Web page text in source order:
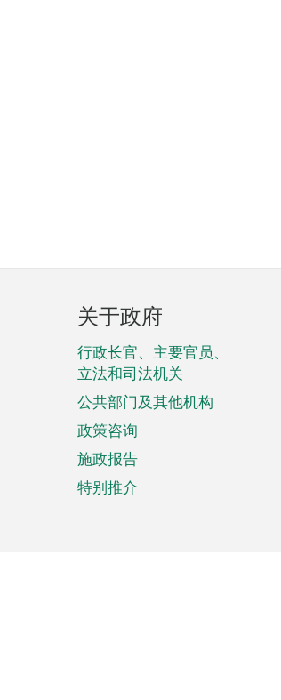
页
脚
菜
单
关于政府
行政长官、主要官员、
立法和司法机关
公共部门及其他机构
政策咨询
施政报告
特别推介